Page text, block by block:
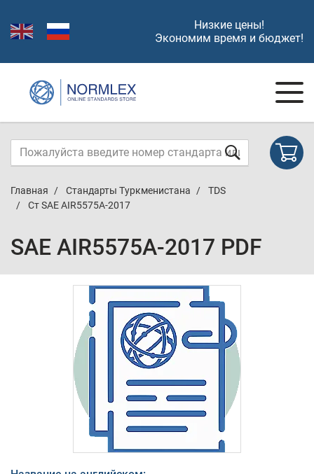
Низкие цены!
Экономим время и бюджет!
Главная Стандарты Туркменистана
TDS
Ст SAE AIR5575A-2017
SAE AIR5575A-2017 PDF